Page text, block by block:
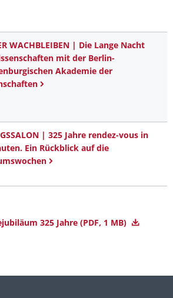
WACHBLEIBEN | Die Lange Nacht
mit der Berlin-
Akademie der
| 325 Jahre rendez-vous in
Ein Rückblick auf die
325 Jahre (PDF, 1 MB)